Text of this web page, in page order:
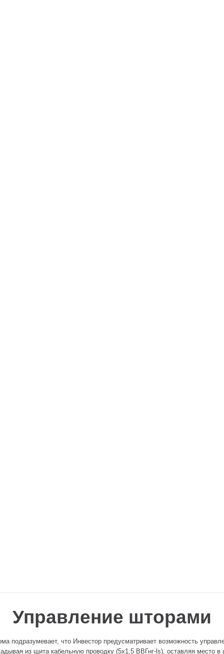
Управление шторами
подразумевает, что Инвестор предусматривает возможность
из щита кабельную проводку (5х1,5 ВВГнг-ls), оставляя место в